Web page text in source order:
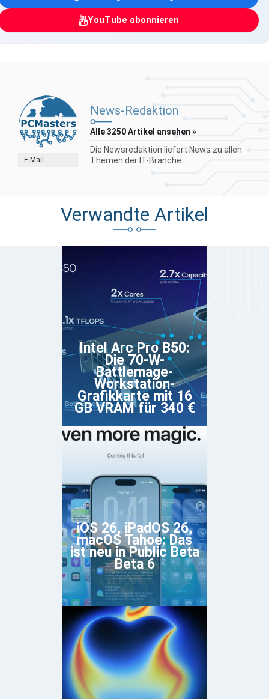
YouTube abonnieren
E-Mail
News-Redaktion
Alle 3250 Artikel ansehen »
Die Newsredaktion liefert News zu allen
Themen der IT-Branche...
Verwandte Artikel
Intel Arc Pro B50:
Die 70-W-
Battlemage-
Workstation-
Grafikkarte mit 16
GB VRAM für 340 €
iOS 26, iPadOS 26,
macOS Tahoe: Das
ist neu in Public Beta
Beta 6